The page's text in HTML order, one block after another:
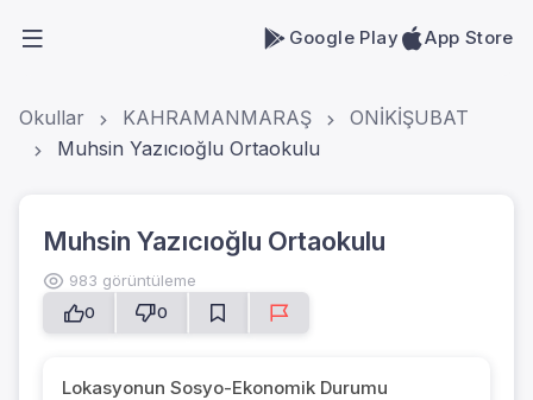
Google Play App Store
Okullar KAHRAMANMARAŞ
ONİKİŞUBAT
Muhsin Yazıcıoğlu Ortaokulu
Muhsin Yazıcıoğlu Ortaokulu
983 görüntüleme
0
0
Lokasyonun Sosyo-Ekonomik Durumu